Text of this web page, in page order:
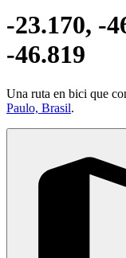
-23.170, -
-46.819
Una ruta en bici que
Paulo, Brasil.